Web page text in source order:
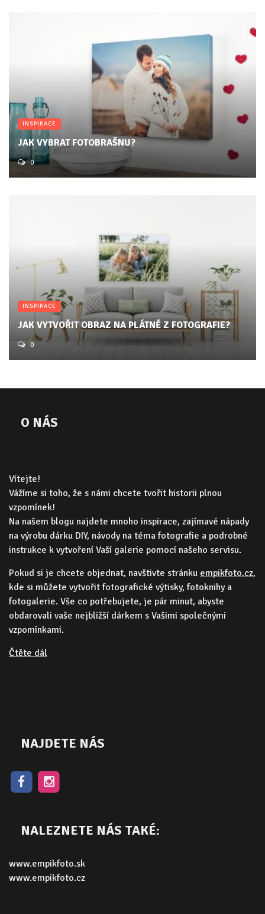
INSPIRACE
JAK VYBRAT FOTOBRAŠNU?
0
INSPIRACE
JAK VYTVOŘIT OBRAZ NA PLÁTNĚ Z FOTOGRAFIE?
0
O NÁS
Vítejte!
Vážíme si toho, že s námi chcete tvořit historii plnou
vzpomínek!
Na našem blogu najdete mnoho inspirace, zajímavé nápady
na výrobu dárku DIY, návody na téma fotografie a podrobné
instrukce k vytvoření Vaší galerie pomocí našeho servisu.
Pokud si je chcete objednat, navštivte stránku empikfoto.cz,
kde si můžete vytvořit fotografické výtisky, fotoknihy a
fotogalerie. Vše co potřebujete, je pár minut, abyste
obdarovali vaše nejbližší dárkem s Vašimi společnými
vzpomínkami.
Čtěte dál
NAJDETE NÁS
NALEZNETE NÁS TAKÉ:
www.empikfoto.sk
www.empikfoto.cz